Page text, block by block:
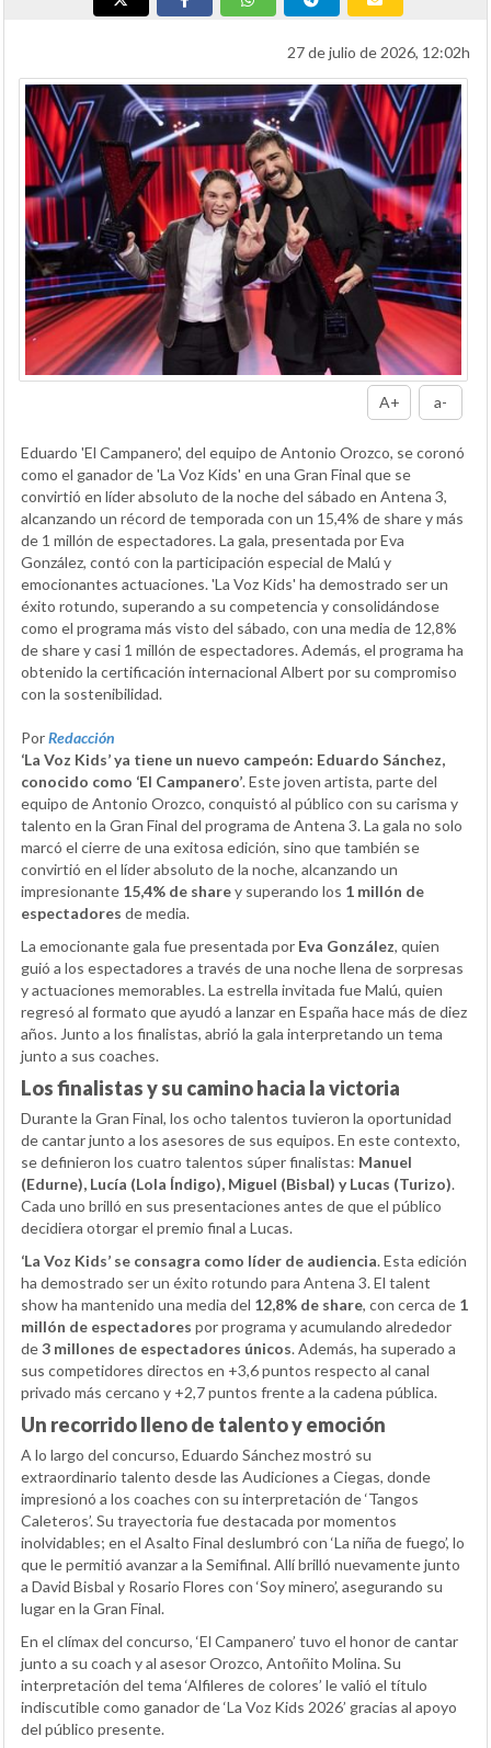
27 de julio de 2026, 12:02h
A+ a-
Eduardo 'El Campanero', del equipo de Antonio Orozco, se coronó
como el ganador de 'La Voz Kids' en una Gran Final que se
convirtió en líder absoluto de la noche del sábado en Antena 3,
alcanzando un récord de temporada con un 15,4% de share y más
de 1 millón de espectadores. La gala, presentada por Eva
González, contó con la participación especial de Malú y
emocionantes actuaciones. 'La Voz Kids' ha demostrado ser un
éxito rotundo, superando a su competencia y consolidándose
como el programa más visto del sábado, con una media de 12,8%
de share y casi 1 millón de espectadores. Además, el programa ha
obtenido la certificación internacional Albert por su compromiso
con la sostenibilidad.
PorRedacción
‘La Voz Kids’ ya tiene un nuevo campeón: Eduardo Sánchez,
conocido como ‘El Campanero’. Este joven artista, parte del
equipo de Antonio Orozco, conquistó al público con su carisma y
talento en la Gran Final del programa de Antena 3. La gala no solo
marcó el cierre de una exitosa edición, sino que también se
convirtió en el líder absoluto de la noche, alcanzando un
impresionante 15,4% de sharey superando los 1 millón de
espectadores de media.
La emocionante gala fue presentada por Eva González, quien
guió a los espectadores a través de una noche llena de sorpresas
y actuaciones memorables. La estrella invitada fue Malú, quien
regresó al formato que ayudó a lanzar en España hace más de diez
años. Junto a los finalistas, abrió la gala interpretando un tema
junto a sus coaches.
Los finalistas y su camino hacia la victoria
Durante la Gran Final, los ocho talentos tuvieron la oportunidad
de cantar junto a los asesores de sus equipos. En este contexto,
se definieron los cuatro talentos súper finalistas: Manuel
(Edurne), Lucía (Lola Índigo), Miguel (Bisbal) y Lucas (Turizo).
Cada uno brilló en sus presentaciones antes de que el público
decidiera otorgar el premio final a Lucas.
‘La Voz Kids’ se consagra como líder de audiencia. Esta edición
ha demostrado ser un éxito rotundo para Antena 3. El talent
show ha mantenido una media del 12,8% de share, con cerca de 1
millón de espectadores por programa y acumulando alrededor
de3 millones de espectadores únicos. Además, ha superado a
sus competidores directos en +3,6 puntos respecto al canal
privado más cercano y +2,7 puntos frente a la cadena pública.
Un recorrido lleno de talento y emoción
A lo largo del concurso, Eduardo Sánchez mostró su
extraordinario talento desde las Audiciones a Ciegas, donde
impresionó a los coaches con su interpretación de ‘Tangos
Caleteros’. Su trayectoria fue destacada por momentos
inolvidables; en el Asalto Final deslumbró con ‘La niña de fuego’, lo
que le permitió avanzar a la Semifinal. Allí brilló nuevamente junto
a David Bisbal y Rosario Flores con ‘Soy minero’, asegurando su
lugar en la Gran Final.
En el clímax del concurso, ‘El Campanero’ tuvo el honor de cantar
junto a su coach y al asesor Orozco, Antoñito Molina. Su
interpretación del tema ‘Alfileres de colores’ le valió el título
indiscutible como ganador de ‘La Voz Kids 2026’ gracias al apoyo
del público presente.